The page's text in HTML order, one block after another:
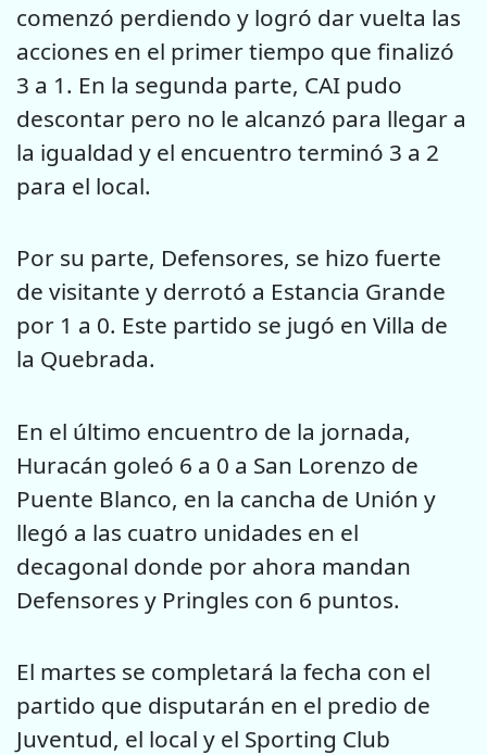
comenzó perdiendo y logró dar vuelta las
acciones en el primer tiempo que finalizó
3 a 1. En la segunda parte, CAI pudo
descontar pero no le alcanzó para llegar a
la igualdad y el encuentro terminó 3 a 2
para el local.
Por su parte, Defensores, se hizo fuerte
de visitante y derrotó a Estancia Grande
por 1 a 0. Este partido se jugó en Villa de
la Quebrada.
En el último encuentro de la jornada,
Huracán goleó 6 a 0 a San Lorenzo de
Puente Blanco, en la cancha de Unión y
llegó a las cuatro unidades en el
decagonal donde por ahora mandan
Defensores y Pringles con 6 puntos.
El martes se completará la fecha con el
partido que disputarán en el predio de
Juventud, el local y el Sporting Club